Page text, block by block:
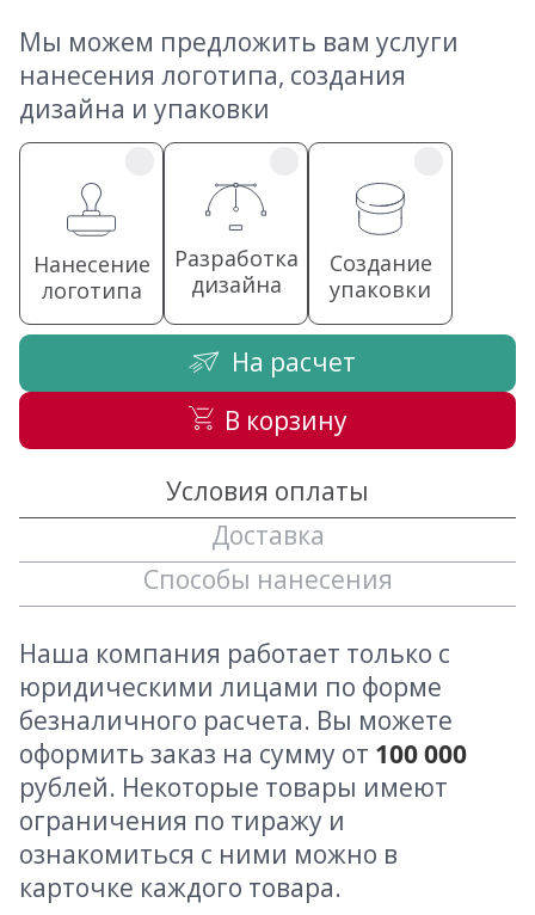
Мы можем предложить вам услуги
нанесения логотипа, создания
дизайна и упаковки
Нанесение
логотипа
Разработка
дизайна
Создание
упаковки
На расчет
В корзину
Условия оплаты
Доставка
Способы нанесения
Наша компания работает только с
юридическими лицами по форме
безналичного расчета. Вы можете
оформить заказ на сумму от 100 000
рублей. Некоторые товары имеют
ограничения по тиражу и
ознакомиться с ними можно в
карточке каждого товара.